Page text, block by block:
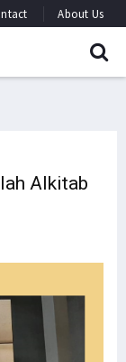
About Us
Alkitab